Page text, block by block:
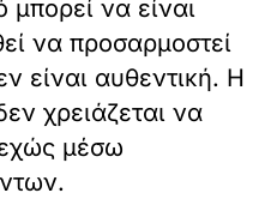
μπορεί να είναι
να προσαρμοστεί
είναι αυθεντική. Η
χρειάζεται να
μέσω